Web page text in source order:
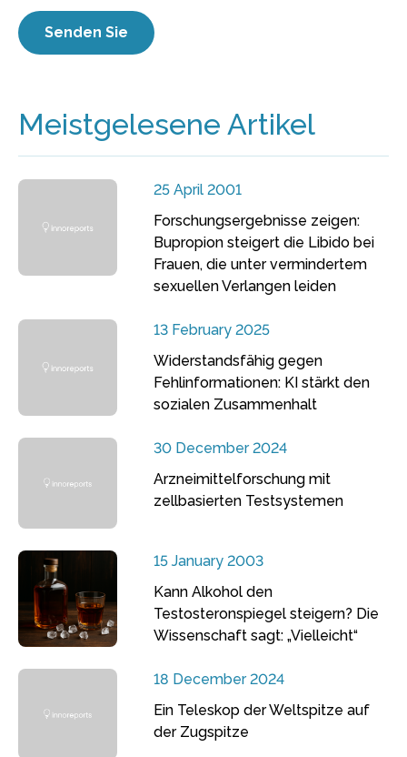
Meistgelesene Artikel
25 April 2001
Forschungsergebnisse zeigen:
Bupropion steigert die Libido bei
Frauen, die unter vermindertem
sexuellen Verlangen leiden
13 February 2025
Widerstandsfähig gegen
Fehlinformationen: KI stärkt den
sozialen Zusammenhalt
30 December 2024
Arzneimittelforschung mit
zellbasierten Testsystemen
15 January 2003
Kann Alkohol den
Testosteronspiegel steigern? Die
Wissenschaft sagt: „Vielleicht“
18 December 2024
Ein Teleskop der Weltspitze auf
der Zugspitze